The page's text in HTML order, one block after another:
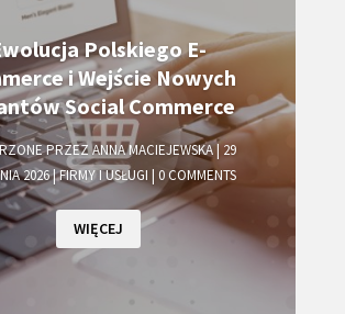
Polskiego E-
i Wejście Nowych
Social Commerce
PRZEZ ANNA MACIEJEWSKA|29
2026|FIRMY I USŁUGI | 0 COMMENTS
WIĘCEJ